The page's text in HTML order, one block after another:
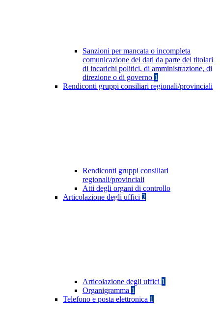
Sanzioni per mancata o incompleta
comunicazione dei dati da parte dei titolari
di incarichi politici, di amministrazione, di
direzione o di governo 1
Rendiconti gruppi consiliari regionali/provinciali
Rendiconti gruppi consiliari
regionali/provinciali
Atti degli organi di controllo
Articolazione degli uffici 2
Articolazione degli uffici 1
Organigramma 1
Telefono e posta elettronica 1